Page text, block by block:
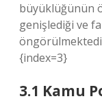
büyüklüğünün
genişlediği ve
{index=3}
3.1 Kamu